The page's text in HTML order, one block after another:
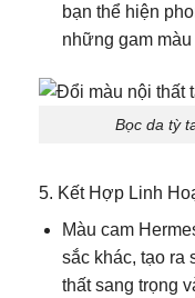
bạn thể hiện
những gam
Bọc da tỳ
5. Kết Hợp Linh
Màu cam
sắc khác, tạo ra
thất sang trọng